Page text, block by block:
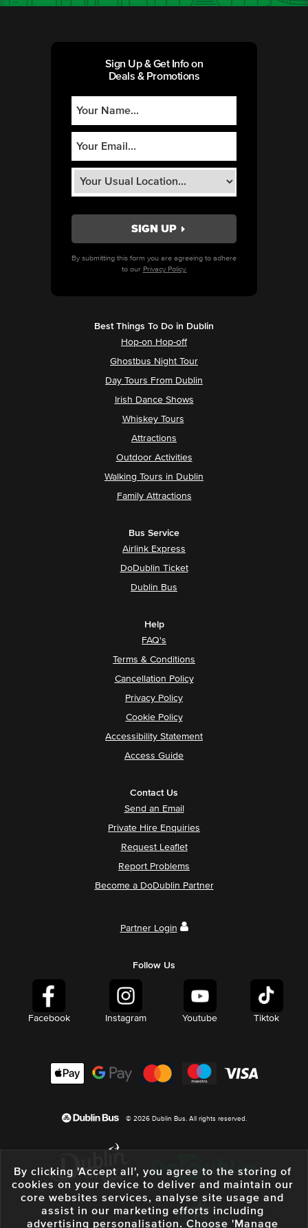
Sign Up & Get Info on
Deals & Promotions
By submitting this form you are agreeing to adhere
to our Privacy Policy.
Best Things To Do in Dublin
Hop-on Hop-off
Ghostbus Night Tour
Day Tours From Dublin
Irish Dance Shows
Whiskey Tours
Attractions
Outdoor Activities
Walking Tours in Dublin
Family Attractions
Bus Service
Airlink Express
DoDublin Ticket
Dublin Bus
Help
FAQ's
Terms & Conditions
Cancellation Policy
Privacy Policy
Cookie Policy
Accessibility Statement
Access Guide
Contact Us
Send an Email
Private Hire Enquiries
Request Leaflet
Report Problems
Become a DoDublin Partner
Partner Login
Follow Us
Facebook Instagram Youtube Tiktok
© 2026 Dublin Bus. All rights reserved.
By clicking 'Accept all', you agree to the storing of
cookies on your device to deliver and maintain our
core websites services, analyse site usage and
assist in our marketing efforts including
advertising personalisation. Choose 'Manage